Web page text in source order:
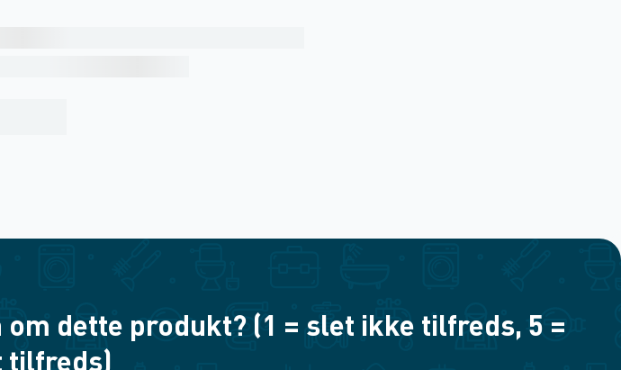
dette produkt? (1 = slet ikke tilfreds, 5 =